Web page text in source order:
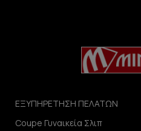
ΕΞΥΠΗΡΕΤΗΣΗ ΠΕΛΑΤΩΝ
Coupe Γυναικεία Σλιπ